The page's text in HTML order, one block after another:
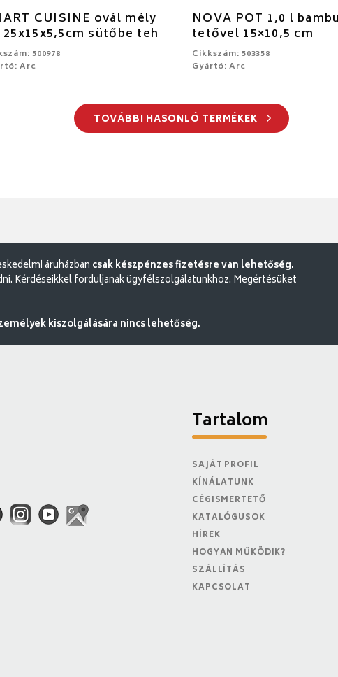
CUISINE ovál mély
sütőbe teh
500978
Arc
NOVA POT 1,0 l
tetővel 15×10,5 cm
Cikkszám: 503358
Gyártó: Arc
TOVÁBBI HASONLÓ TERMÉKEK
áruházban csak készpénzes fizetésre van lehetőség.
Kérdéseikkel forduljanak ügyfélszolgálatunkhoz. Megértésüket
kiszolgálására nincs lehetőség.
Tartalom
SAJÁT PROFIL
KÍNÁLATUNK
CÉGISMERTETŐ
KATALÓGUSOK
HÍREK
HOGYAN MŰKÖDIK?
SZÁLLÍTÁS
KAPCSOLAT